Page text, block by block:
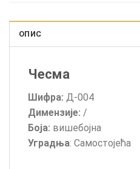
ОПИС
Чесма
Шифра: Д-004
Димензије: /
Боја: вишебојна
Уградња: Самостојећа